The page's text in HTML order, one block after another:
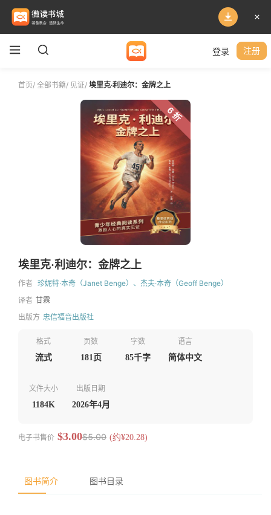
登录 注册
首页/ 全部书籍/ 见证/ 埃里克·利迪尔：金牌之上
6 折
埃里克·利迪尔：金牌之上
作者 珍妮特·本奇（Janet Benge）、杰夫·本奇（Geoff Benge）
译者 甘霖
出版方 忠信福音出版社
格式
流式
页数
181页
字数
85千字
语言
简体中文
文件大小
1184K
出版日期
2026年4月
电子书售价 $3.00$5.00 (约¥20.28)
图书简介 图书目录